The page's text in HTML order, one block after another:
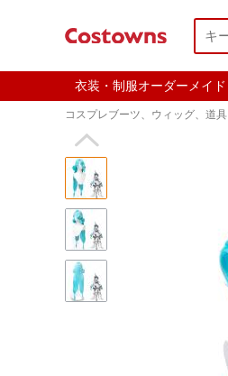
衣装・制服オーダーメイド
コスプレブーツ、ウィッグ、道具
